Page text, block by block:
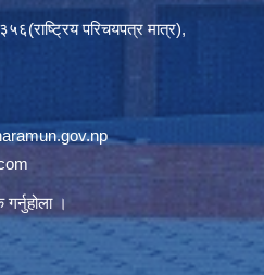
परिचयपत्र मात्र),
गर्नुहोला ।